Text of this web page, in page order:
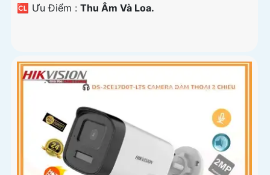
️🆑 Ưu Điểm : Thu Âm Và Loa.